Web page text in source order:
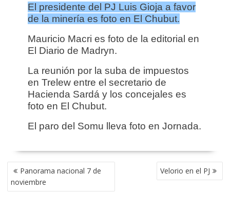
El presidente del PJ Luis Gioja a favor
de la minería es foto en El Chubut.
Mauricio Macri es foto de la editorial en
El Diario de Madryn.
La reunión por la suba de impuestos
en Trelew entre el secretario de
Hacienda Sardá y los concejales es
foto en El Chubut.
El paro del Somu lleva foto en Jornada.
NAVEGACIÓN
DE
ENTRADAS
Panorama nacional 7 de
noviembre
Velorio en el PJ